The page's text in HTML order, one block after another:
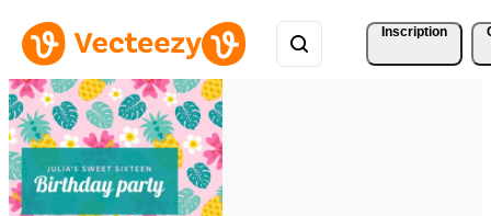
Inscription